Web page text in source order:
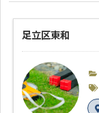
足立区東和